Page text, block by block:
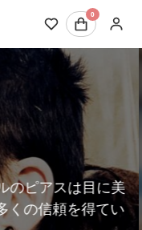
0
れるプッシュピン
ッシュピンバーベ
インが魅力の優秀